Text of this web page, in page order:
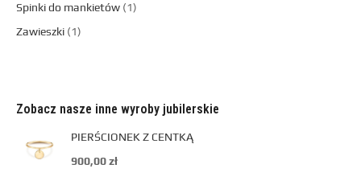
Spinki do mankietów 1
Zawieszki 1
Zobacz nasze inne wyroby jubilerskie
PIERŚCIONEK Z CENTKĄ
900,00zł